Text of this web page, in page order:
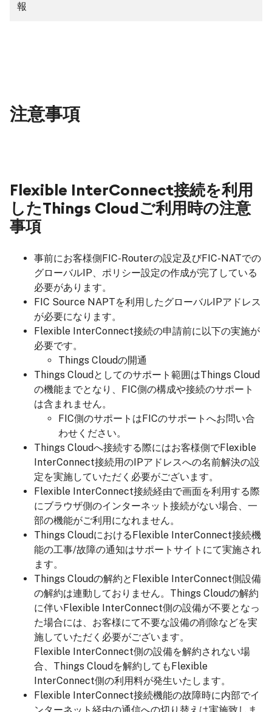
報
注意事項
Flexible InterConnect接続を利用
したThings Cloudご利用時の注意
事項
事前にお客様側FIC-Routerの設定及びFIC-NATでの
グローバルIP、ポリシー設定の作成が完了している
必要があります。
FIC Source NAPTを利用したグローバルIPアドレス
が必要になります。
Flexible InterConnect接続の申請前に以下の実施が
必要です。
Things Cloudの開通
Things Cloudとしてのサポート範囲はThings Cloud
の機能までとなり、FIC側の構成や接続のサポート
は含まれません。
FIC側のサポートはFICのサポートへお問い合
わせください。
Things Cloudへ接続する際にはお客様側でFlexible
InterConnect接続用のIPアドレスへの名前解決の設
定を実施していただく必要がございます。
Flexible InterConnect接続経由で画面を利用する際
にブラウザ側のインターネット接続がない場合、一
部の機能がご利用になれません。
Things CloudにおけるFlexible InterConnect接続機
能の工事/故障の通知はサポートサイトにて実施され
ます。
Things Cloudの解約とFlexible InterConnect側設備
の解約は連動しておりません。Things Cloudの解約
に伴いFlexible InterConnect側の設備が不要となっ
た場合には、お客様にて不要な設備の削除などを実
施していただく必要がございます。
Flexible InterConnect側の設備を解約されない場
合、Things Cloudを解約してもFlexible
InterConnect側の利用料が発生いたします。
Flexible InterConnect接続機能の故障時に内部でイ